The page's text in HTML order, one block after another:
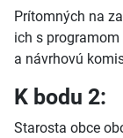
Prítomných na
ich s
a návrhovú
K bodu 2:
Starosta obce